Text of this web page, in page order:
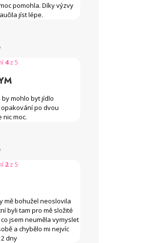
pomohla. Díky výzvy
jíst lépe.
4z 5
by mohlo byt jídlo
po dvou
nic moc.
2z 5
mě bohužel neoslovila
byli tam pro mě složité
jsem neuměla vymyslet
a chybělo mi nejvíc
dny